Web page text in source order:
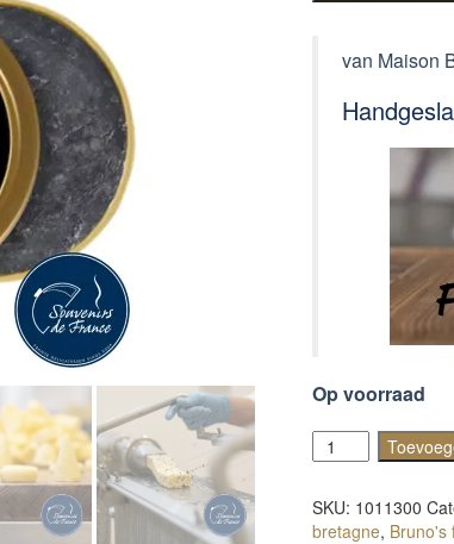
van Maison
Op voorraad
Beurre
&
aantal
SKU: 1011300
bretagne, Bruno's